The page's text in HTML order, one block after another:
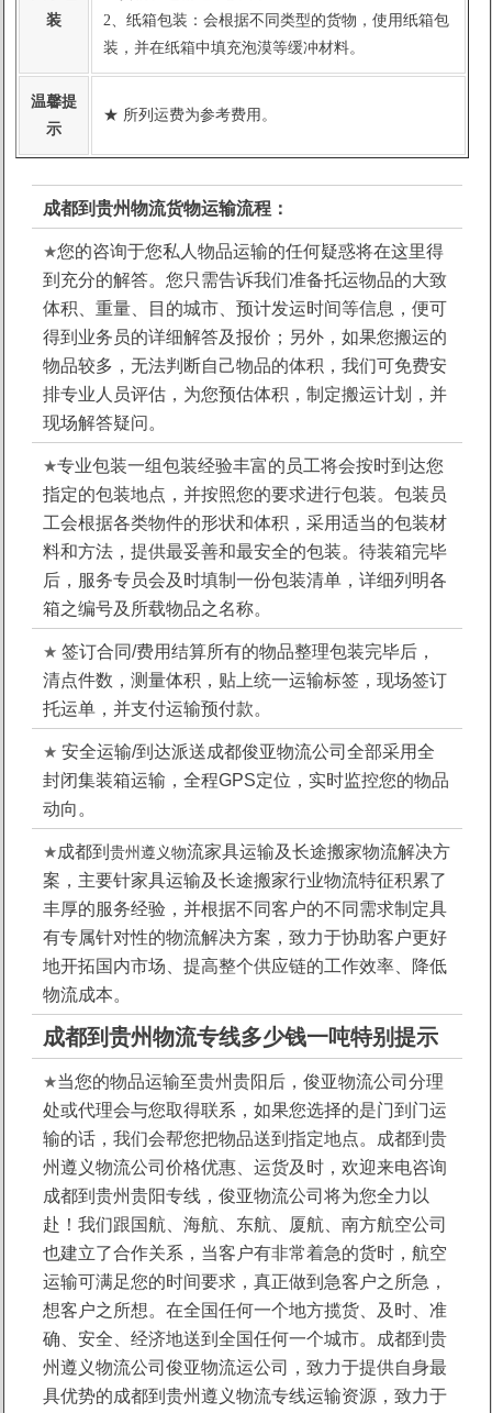
装
2、纸箱包装：会根据不同类型的货物，使用纸箱包
装，并在纸箱中填充泡漠等缓冲材料。
温馨提
示
★ 所列运费为参考费用。
成都到贵州物流货物运输流程：
★您的咨询于您私人物品运输的任何疑惑将在这里得
到充分的解答。您只需告诉我们准备托运物品的大致
体积、重量、目的城市、预计发运时间等信息，便可
得到业务员的详细解答及报价；另外，如果您搬运的
物品较多，无法判断自己物品的体积，我们可免费安
排专业人员评估，为您预估体积，制定搬运计划，并
现场解答疑问。
★专业包装一组包装经验丰富的员工将会按时到达您
指定的包装地点，并按照您的要求进行包装。包装员
工会根据各类物件的形状和体积，采用适当的包装材
料和方法，提供最妥善和最安全的包装。待装箱完毕
后，服务专员会及时填制一份包装清单，详细列明各
箱之编号及所载物品之名称。
★ 签订合同/费用结算所有的物品整理包装完毕后，
清点件数，测量体积，贴上统一运输标签，现场签订
托运单，并支付运输预付款。
★ 安全运输/到达派送成都俊亚物流公司全部采用全
封闭集装箱运输，全程GPS定位，实时监控您的物品
动向。
★成都到 贵州遵义物流家具运输及长途搬家物流解决方
案，主要针家具运输及长途搬家行业物流特征积累了
丰厚的服务经验，并根据不同客户的不同需求制定具
有专属针对性的物流解决方案，致力于协助客户更好
地开拓国内市场、提高整个供应链的工作效率、降低
物流成本。
成都到贵州物流专线多少钱一吨特别提示
★当您的物品运输至贵州贵阳后，俊亚物流公司分理
处或代理会与您取得联系，如果您选择的是门到门运
输的话，我们会帮您把物品送到指定地点。成都到贵
州遵义物流公司价格优惠、运货及时，欢迎来电咨询
成都到贵州贵阳专线，俊亚物流公司将为您全力以
赴！我们跟国航、海航、东航、厦航、南方航空公司
也建立了合作关系，当客户有非常着急的货时，航空
运输可满足您的时间要求，真正做到急客户之所急，
想客户之所想。在全国任何一个地方揽货、及时、准
确、安全、经济地送到全国任何一个城市。成都到贵
州遵义物流公司俊亚物流运公司，致力于提供自身最
具优势的成都到贵州遵义物流专线运输资源，致力于